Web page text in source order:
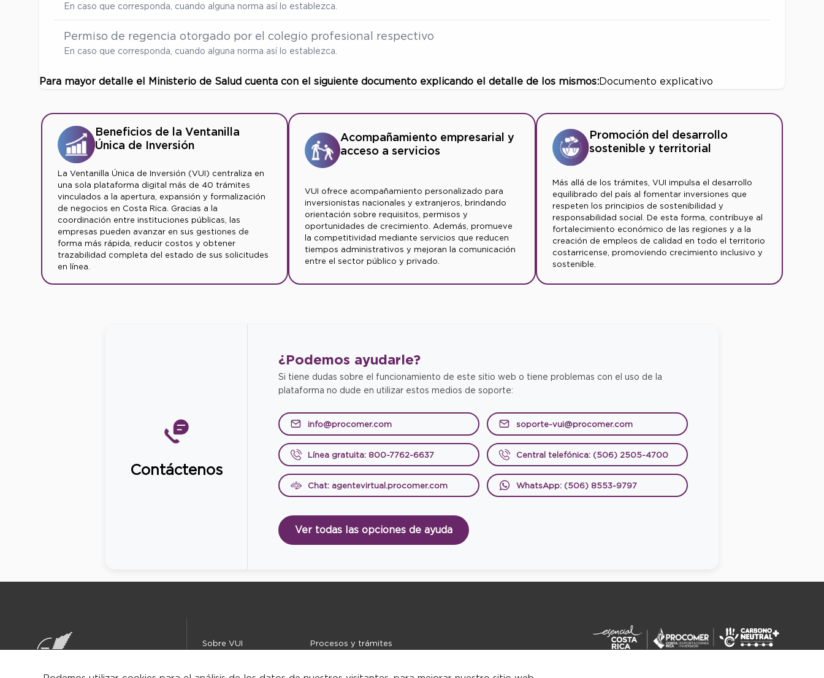
En caso que corresponda, cuando alguna norma así lo establezca.
Permiso de regencia otorgado por el colegio profesional respectivo
En caso que corresponda, cuando alguna norma así lo establezca.
Para mayor detalle el Ministerio de Salud cuenta con el siguiente documento explicando el detalle de los mismos:Documento explicativo
Beneficios de la Ventanilla
Única de Inversión
La Ventanilla Única de Inversión (VUI) centraliza en
una sola plataforma digital más de 40 trámites
vinculados a la apertura, expansión y formalización
de negocios en Costa Rica. Gracias a la
coordinación entre instituciones públicas, las
empresas pueden avanzar en sus gestiones de
forma más rápida, reducir costos y obtener
trazabilidad completa del estado de sus solicitudes
en línea.
Acompañamiento empresarial y
acceso a servicios
VUI ofrece acompañamiento personalizado para
inversionistas nacionales y extranjeros, brindando
orientación sobre requisitos, permisos y
oportunidades de crecimiento. Además, promueve
la competitividad mediante servicios que reducen
tiempos administrativos y mejoran la comunicación
entre el sector público y privado.
Promoción del desarrollo
sostenible y territorial
Más allá de los trámites, VUI impulsa el desarrollo
equilibrado del país al fomentar inversiones que
respeten los principios de sostenibilidad y
responsabilidad social. De esta forma, contribuye al
fortalecimiento económico de las regiones y a la
creación de empleos de calidad en todo el territorio
costarricense, promoviendo crecimiento inclusivo y
sostenible.
Contáctenos
¿Podemos ayudarle?
Si tiene dudas sobre el funcionamiento de este sitio web o tiene problemas con el uso de la
plataforma no dude en utilizar estos medios de soporte:
info@procomer.com soporte-vui@procomer.com
Línea gratuita: 800-7762-6637 Central telefónica: (506) 2505-4700
Chat: agentevirtual.procomer.com WhatsApp: (506) 8553-9797
Ver todas las opciones de ayuda
Sobre VUI
Procesos y trámites
Centro de ayuda
Contacto